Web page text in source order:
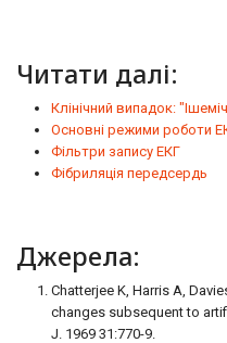
Читати далі:
Клінічний випадок:
Основні режими роботи
Фільтри запису ЕКГ
Фібриляція передсердь
Джерела:
Chatterjee K, Harris A,
changes subsequent to
J. 1969 31:770-9.